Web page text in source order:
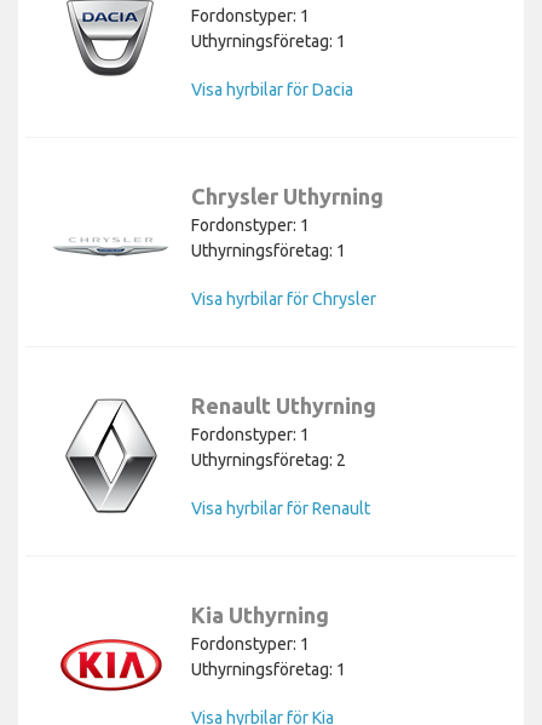
Fordonstyper: 1
Uthyrningsföretag: 1
Visa hyrbilar för Dacia
Chrysler Uthyrning
Fordonstyper: 1
Uthyrningsföretag: 1
Visa hyrbilar för Chrysler
Renault Uthyrning
Fordonstyper: 1
Uthyrningsföretag: 2
Visa hyrbilar för Renault
Kia Uthyrning
Fordonstyper: 1
Uthyrningsföretag: 1
Visa hyrbilar för Kia